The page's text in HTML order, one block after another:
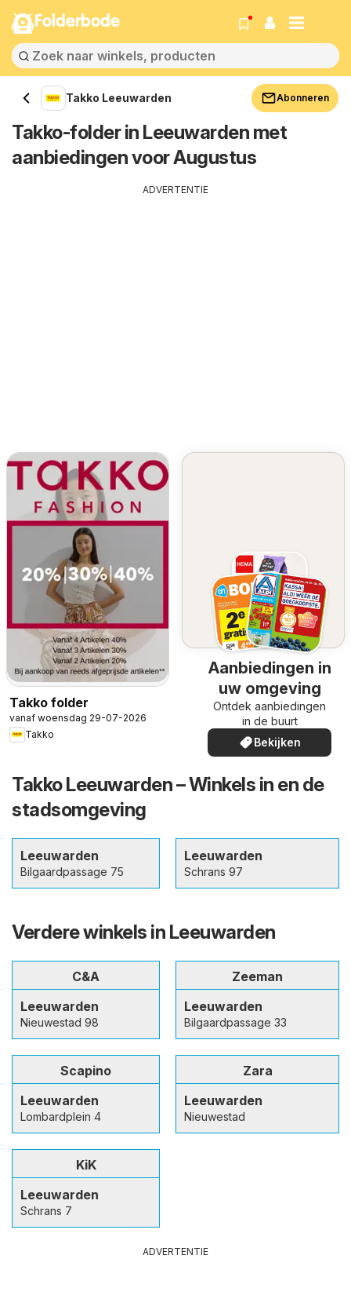
Folderbode
Takko Leeuwarden Abonneren
Takko-folder in Leeuwarden met
aanbiedingen voor Augustus
ADVERTENTIE
Takko folder
vanaf woensdag 29-07-2026
Takko
Aanbiedingen in
uw omgeving
Ontdek aanbiedingen
in de buurt
Bekijken
Takko Leeuwarden – Winkels in en de
stadsomgeving
Leeuwarden
Bilgaardpassage 75
Leeuwarden
Schrans 97
Verdere winkels in Leeuwarden
C&A
Leeuwarden
Nieuwestad 98
Zeeman
Leeuwarden
Bilgaardpassage 33
Scapino
Leeuwarden
Lombardplein 4
Zara
Leeuwarden
Nieuwestad
KiK
Leeuwarden
Schrans 7
ADVERTENTIE